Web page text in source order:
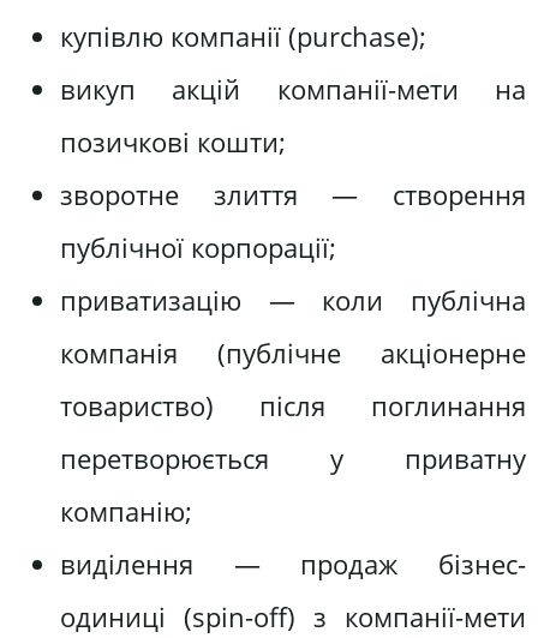
купівлю компанії (purchase);
викуп акцій компанії-мети на
позичкові кошти;
зворотне злиття — створення
публічної корпорації;
приватизацію — коли публічна
компанія (публічне акціонерне
товариство) після поглинання
перетворюється у приватну
компанію;
виділення — продаж бізнес-
одиниці (spin-off) з компанії-мети